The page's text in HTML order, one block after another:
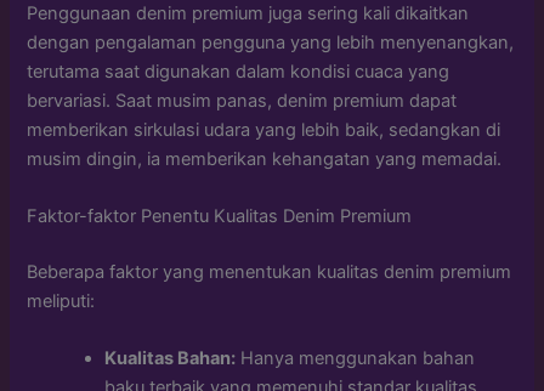
Penggunaan denim premium juga sering kali dikaitkan
dengan pengalaman pengguna yang lebih menyenangkan,
terutama saat digunakan dalam kondisi cuaca yang
bervariasi. Saat musim panas, denim premium dapat
memberikan sirkulasi udara yang lebih baik, sedangkan di
musim dingin, ia memberikan kehangatan yang memadai.
Faktor-faktor Penentu Kualitas Denim Premium
Beberapa faktor yang menentukan kualitas denim premium
meliputi:
Kualitas Bahan: Hanya menggunakan bahan